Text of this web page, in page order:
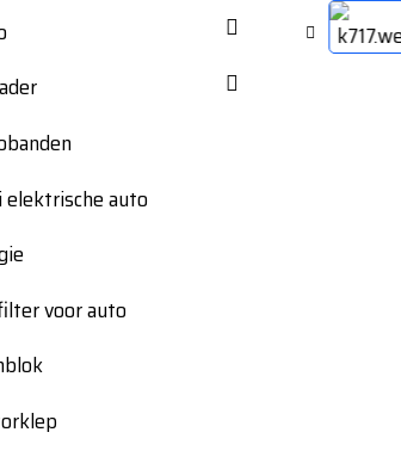
elektrische auto
voor auto